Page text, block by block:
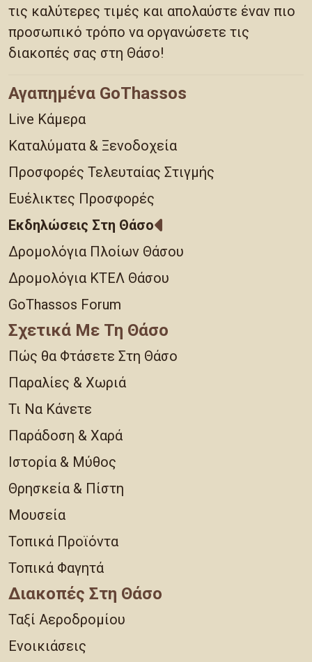
τις καλύτερες τιμές και απολαύστε έναν πιο
προσωπικό τρόπο να οργανώσετε τις
διακοπές σας στη Θάσο!
Αγαπημένα GoThassos
Live Κάμερα
Καταλύματα & Ξενοδοχεία
Προσφορές Τελευταίας Στιγμής
Ευέλικτες Προσφορές
Εκδηλώσεις Στη Θάσο
Δρομολόγια Πλοίων Θάσου
Δρομολόγια ΚΤΕΛ Θάσου
GoThassos Forum
Σχετικά Με Τη Θάσο
Πώς θα Φτάσετε Στη Θάσο
Παραλίες & Χωριά
Τι Να Κάνετε
Παράδοση & Χαρά
Ιστορία & Μύθος
Θρησκεία & Πίστη
Μουσεία
Τοπικά Προϊόντα
Τοπικά Φαγητά
Διακοπές Στη Θάσο
Ταξί Αεροδρομίου
Ενοικιάσεις